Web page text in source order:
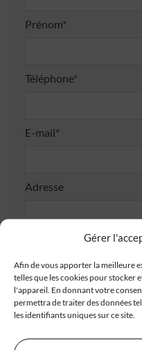
Gérer
Afin de vous apporter la meilleure
telles que les cookies pour stocker
l'appareil. En donnant votre
permettra de traiter des données
les identifiants uniques sur ce site.
Prénom*
Téléphone*
E-mail*
Adresse
Code postal*
Ville*